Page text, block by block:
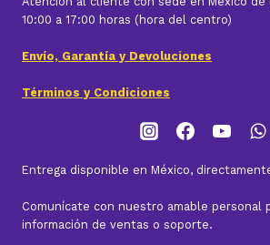
10:00 a 17:00 horas (hora del centro)
Envío, Garantía y Devoluciones
Términos y Condiciones
Entrega disponible en México,
Comunícate con nuestro amable personal
información de ventas o soporte.